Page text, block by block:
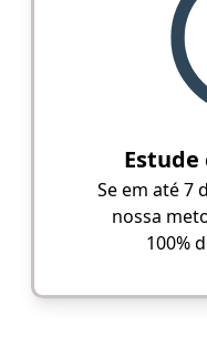
Estude
Se em até 7
nossa
100%